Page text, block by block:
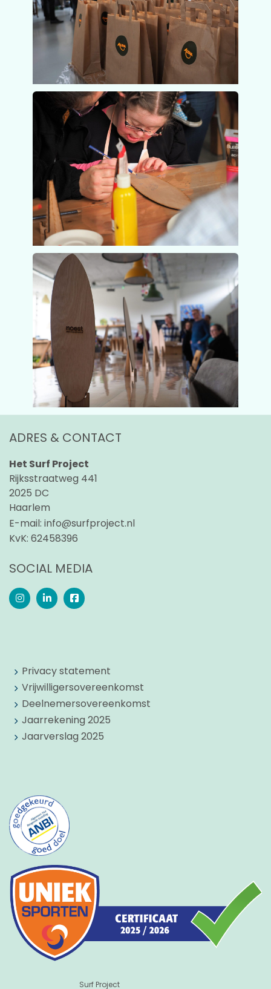
ADRES & CONTACT
Het Surf Project
Rijksstraatweg 441
2025 DC
Haarlem
E-mail: info@surfproject.nl
KvK: 62458396
SOCIAL MEDIA
Privacy statement
Vrijwilligersovereenkomst
Deelnemersovereenkomst
Jaarrekening 2025
Jaarverslag 2025
Surf Project